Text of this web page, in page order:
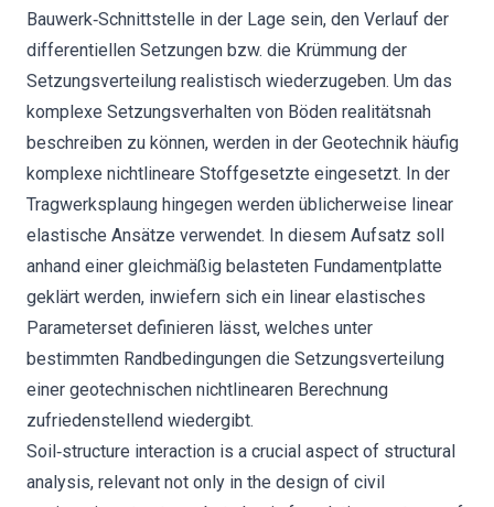
Bauwerk‐Schnittstelle in der Lage sein, den Verlauf der
differentiellen Setzungen bzw. die Krümmung der
Setzungsverteilung realistisch wiederzugeben. Um das
komplexe Setzungsverhalten von Böden realitätsnah
beschreiben zu können, werden in der Geotechnik häufig
komplexe nichtlineare Stoffgesetzte eingesetzt. In der
Tragwerksplaung hingegen werden üblicherweise linear
elastische Ansätze verwendet. In diesem Aufsatz soll
anhand einer gleichmäßig belasteten Fundamentplatte
geklärt werden, inwiefern sich ein linear elastisches
Parameterset definieren lässt, welches unter
bestimmten Randbedingungen die Setzungsverteilung
einer geotechnischen nichtlinearen Berechnung
zufriedenstellend wiedergibt.
Soil‐structure interaction is a crucial aspect of structural
analysis, relevant not only in the design of civil